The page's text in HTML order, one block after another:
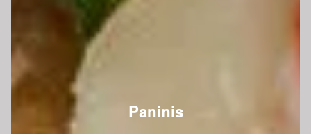
Paninis